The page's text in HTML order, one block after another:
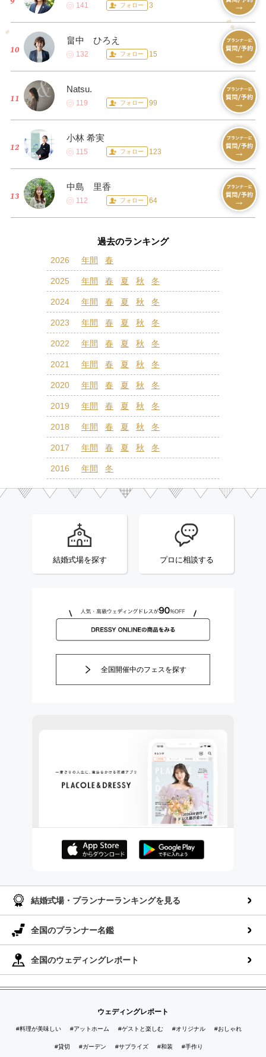
141 フォロー 3
畠中 ひろえ
132 フォロー 15
Natsu.
119 フォロー 99
小林 希実
115 フォロー 123
中島 里香
112 フォロー 64
過去のランキング
2026 年間 春
2025 年間 春 夏 秋 冬
2024 年間 春 夏 秋 冬
2023 年間 春 夏 秋 冬
2022 年間 春 夏 秋 冬
2021 年間 春 夏 秋 冬
2020 年間 春 夏 秋 冬
2019 年間 春 夏 秋 冬
2018 年間 春 夏 秋 冬
2017 年間 春 夏 秋 冬
2016 年間 冬
結婚式場を探す プロに相談する
全国開催中のフェスを探す
結婚式場・プランナーランキングを見る
全国のプランナー名鑑
全国のウェディングレポート
ウェディングレポート
#料理が美味しい #アットホーム #ゲストと楽しむ #オリジナル #おしゃれ
#貸切 #ガーデン #サプライズ #和装 #手作り